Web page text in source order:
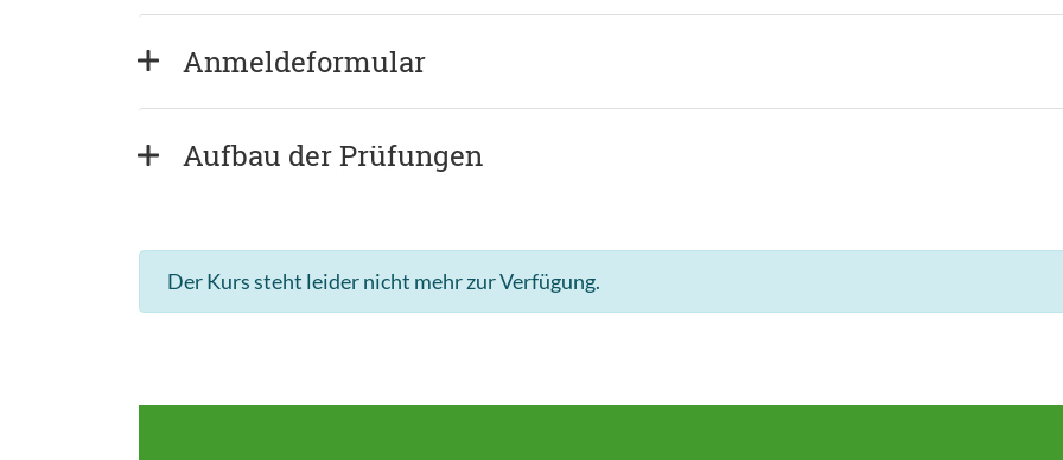
Anmeldeformular
Aufbau der Prüfungen
Der Kurs steht leider nicht mehr zur Verfügung.